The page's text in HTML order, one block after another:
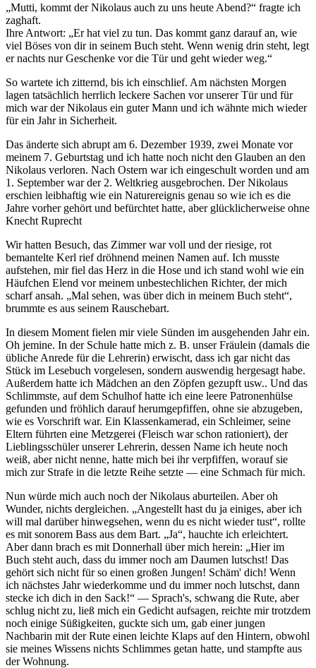
Mutti, kommt der Nikolaus auch zu uns heute Abend?
fragte ich
zaghaft.
Ihre Antwort:
Er hat viel zu tun. Das kommt ganz darauf an, wie
viel Böses von dir in seinem Buch steht. Wenn wenig drin steht, legt
er nachts nur Geschenke vor die Tür und geht wieder weg.
So wartete ich zitternd, bis ich einschlief. Am nächsten Morgen
lagen tatsächlich herrlich leckere Sachen vor unserer Tür und für
mich war der Nikolaus ein guter Mann und ich wähnte mich wieder
für ein Jahr in Sicherheit.
Das änderte sich abrupt am 6. Dezember 1939, zwei Monate vor
meinem 7. Geburtstag und ich hatte noch nicht den Glauben an den
Nikolaus verloren. Nach Ostern war ich eingeschult worden und am
1. September war der 2. Weltkrieg ausgebrochen. Der Nikolaus
erschien leibhaftig wie ein Naturereignis genau so wie ich es die
Jahre vorher gehört und befürchtet hatte, aber glücklicherweise ohne
Knecht Ruprecht
Wir hatten Besuch, das Zimmer war voll und der riesige, rot
bemantelte Kerl rief dröhnend meinen Namen auf. Ich musste
aufstehen, mir fiel das Herz in die Hose und ich stand wohl wie ein
Häufchen Elend vor meinem unbestechlichen Richter, der mich
scharf ansah.
Mal sehen, was über dich in meinem Buch steht ,
brummte es aus seinem Rauschebart.
In diesem Moment fielen mir viele Sünden im ausgehenden Jahr ein.
Oh jemine. In der Schule hatte mich z. B. unser Fräulein (damals die
übliche Anrede für die Lehrerin) erwischt, dass ich gar nicht das
Stück im Lesebuch vorgelesen, sondern auswendig hergesagt habe.
Außerdem hatte ich Mädchen an den Zöpfen gezupft usw.. Und das
Schlimmste, auf dem Schulhof hatte ich eine leere Patronenhülse
gefunden und fröhlich darauf herumgepfiffen, ohne sie abzugeben,
wie es Vorschrift war. Ein Klassenkamerad, ein Schleimer, seine
Eltern führten eine Metzgerei (Fleisch war schon rationiert), der
Lieblingsschüler unserer Lehrerin, dessen Name ich heute noch
weiß, aber nicht nenne, hatte mich bei ihr verpfiffen, worauf sie
mich zur Strafe in die letzte Reihe setzte — eine Schmach für mich.
Nun würde mich auch noch der Nikolaus aburteilen. Aber oh
Wunder, nichts dergleichen.
Angestellt hast du ja einiges, aber ich
will mal darüber hinwegsehen, wenn du es nicht wieder tust , rollte
es mit sonorem Bass aus dem Bart.
Ja , hauchte ich erleichtert.
Aber dann brach es mit Donnerhall über mich herein:
Hier im
Buch steht auch, dass du immer noch am Daumen lutschst! Das
gehört sich nicht für so einen großen Jungen! Schäm' dich! Wenn
ich nächstes Jahr wiederkomme und du immer noch lutschst, dann
stecke ich dich in den Sack!
— Sprach's, schwang die Rute, aber
schlug nicht zu, ließ mich ein Gedicht aufsagen, reichte mir trotzdem
noch einige Süßigkeiten, guckte sich um, gab einer jungen
Nachbarin mit der Rute einen leichte Klaps auf den Hintern, obwohl
sie meines Wissens nichts Schlimmes getan hatte, und stampfte aus
der Wohnung.